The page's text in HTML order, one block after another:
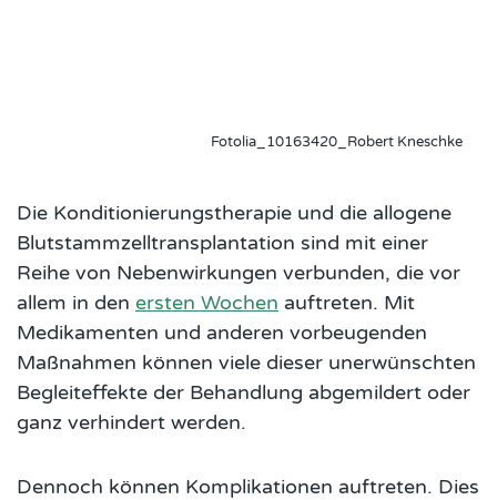
Fotolia_10163420_Robert Kneschke
Die Konditionierungstherapie und die allogene
Blutstammzelltransplantation sind mit einer
Reihe von Nebenwirkungen verbunden, die vor
allem in den ersten Wochen auftreten. Mit
Medikamenten und anderen vorbeugenden
Maßnahmen können viele dieser unerwünschten
Begleiteffekte der Behandlung abgemildert oder
ganz verhindert werden.
Dennoch können Komplikationen auftreten. Dies